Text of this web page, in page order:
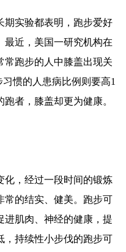
期实验都表明，跑步爱好
最近，美国一研究机构在
常跑步的人中膝盖出现关
惯的人患病比例则要高1
者，膝盖却更为健康。
化，经过一段时间的锻炼
常的结实、健美。跑步可
进肌肉、神经的健康，提
，持续性小步伐的跑步可